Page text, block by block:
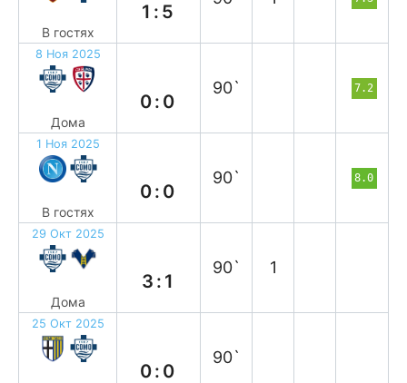
В гостях
1:5
8 Ноя 2025
Дома
0:0
90` 7.2
1 Ноя 2025
В гостях
0:0
90` 8.0
29 Окт 2025
Дома
3:1
90` 1
25 Окт 2025
0:0
90`